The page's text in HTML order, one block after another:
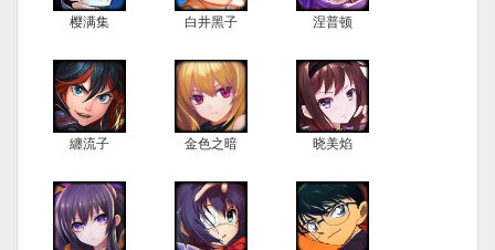
樱满集 白井黑子 涅普顿
纏流子 金色之暗 晓美焰